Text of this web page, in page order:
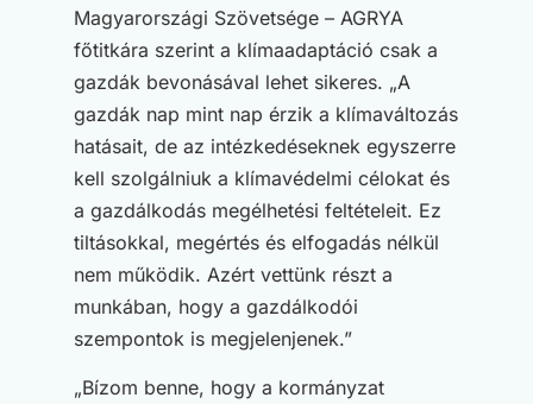
Magyarországi Szövetsége – AGRYA
főtitkára szerint a klímaadaptáció csak a
gazdák bevonásával lehet sikeres. „A
gazdák nap mint nap érzik a klímaváltozás
hatásait, de az intézkedéseknek egyszerre
kell szolgálniuk a klímavédelmi célokat és
a gazdálkodás megélhetési feltételeit. Ez
tiltásokkal, megértés és elfogadás nélkül
nem működik. Azért vettünk részt a
munkában, hogy a gazdálkodói
szempontok is megjelenjenek.”
„Bízom benne, hogy a kormányzat